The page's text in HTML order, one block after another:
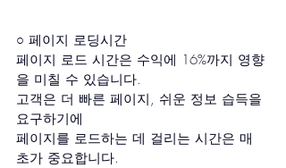
○ 페이지 로딩시간
페이지 로드 시간은 수익에 16%까지 영향
을 미칠 수 있습니다.
고객은 더 빠른 페이지, 쉬운 정보 습득을
요구하기에
페이지를 로드하는 데 걸리는 시간은 매
초가 중요합니다.